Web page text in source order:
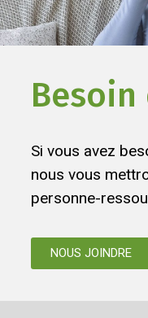
Besoin
Si vous avez
nous vous
personne-
NOUS JOINDRE